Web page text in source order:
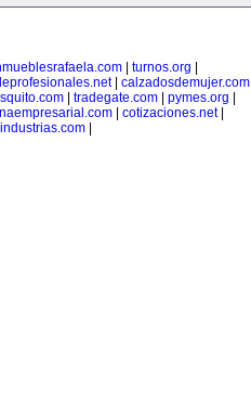
turnos.org
| calzadosdemujer.com|
tradegate.com pymes.org
cotizaciones.net|